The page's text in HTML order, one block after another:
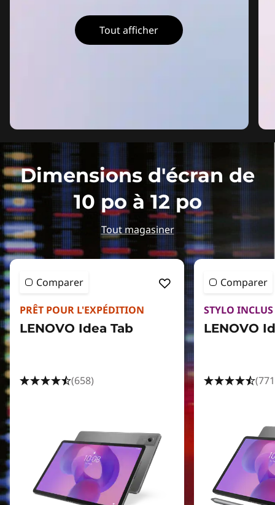
Tout afficher
Dimensions d'écran de
10 po à 12 po
Tout magasiner
Comparer
PRÊT POUR L'EXPÉDITION
LENOVO Idea Tab
(658)
Comparer
STYLO INCLUS
LENOVO